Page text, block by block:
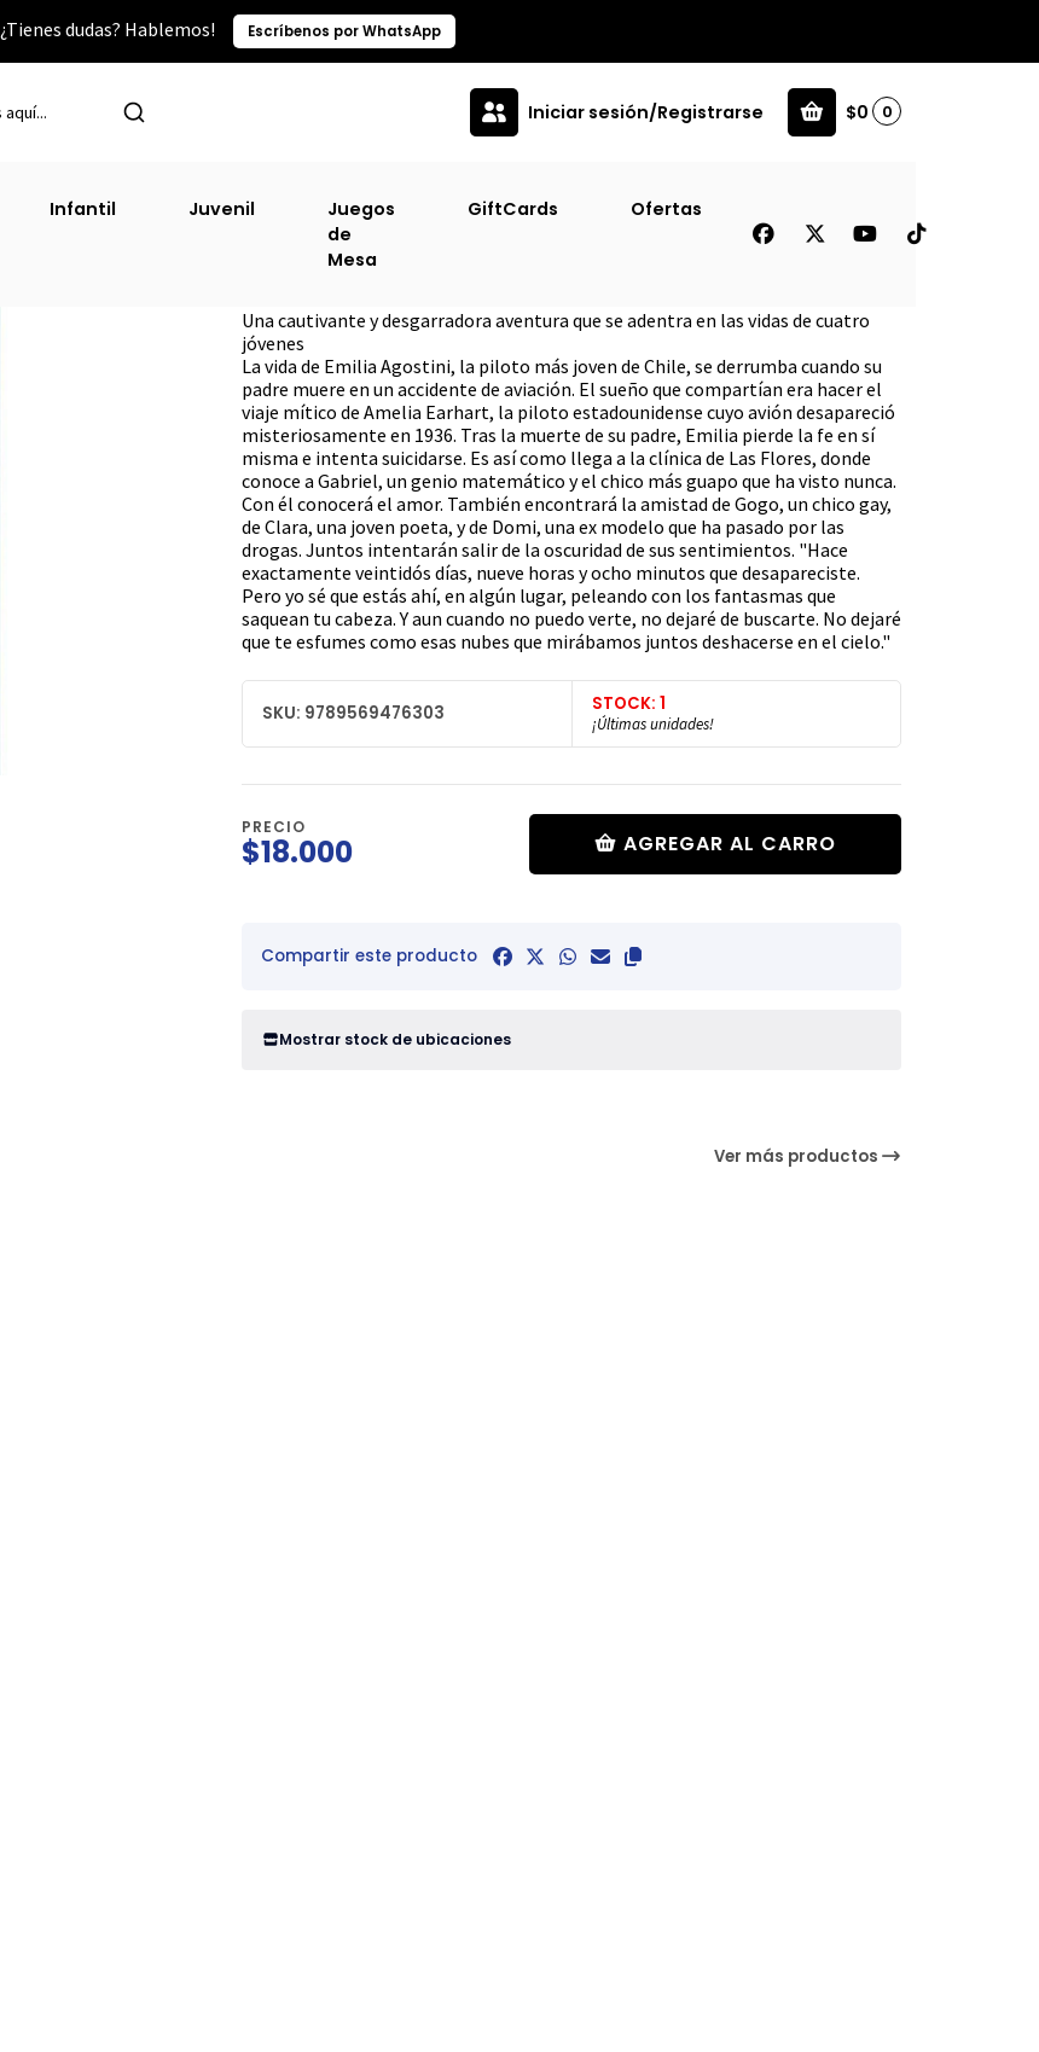
¿Tienes dudas? Hablemos! Escríbenos por WhatsApp
Iniciar sesión/Registrarse $0 0
Infantil Juvenil
Juegos
de
Mesa
GiftCards Ofertas
Llévame Al Cielo
Una cautivante y desgarradora aventura que se adentra en las vidas de cuatro
jóvenes
La vida de Emilia Agostini, la piloto más joven de Chile, se derrumba cuando su
padre muere en un accidente de aviación. El sueño que compartían era hacer el
viaje mítico de Amelia Earhart, la piloto estadounidense cuyo avión desapareció
misteriosamente en 1936. Tras la muerte de su padre, Emilia pierde la fe en sí
misma e intenta suicidarse. Es así como llega a la clínica de Las Flores, donde
conoce a Gabriel, un genio matemático y el chico más guapo que ha visto nunca.
Con él conocerá el amor. También encontrará la amistad de Gogo, un chico gay,
de Clara, una joven poeta, y de Domi, una ex modelo que ha pasado por las
drogas. Juntos intentarán salir de la oscuridad de sus sentimientos. "Hace
exactamente veintidós días, nueve horas y ocho minutos que desapareciste.
Pero yo sé que estás ahí, en algún lugar, peleando con los fantasmas que
saquean tu cabeza. Y aun cuando no puedo verte, no dejaré de buscarte. No dejaré
que te esfumes como esas nubes que mirábamos juntos deshacerse en el cielo."
SKU: 9789569476303 STOCK: 1
¡Últimas unidades!
PRECIO
$18.000 AGREGAR AL CARRO
Compartir este producto
Mostrar stock de ubicaciones
Ver más productos